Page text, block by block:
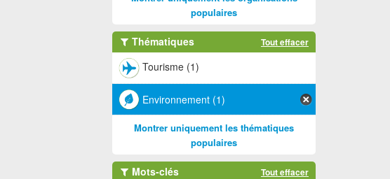
populaires
Thématiques Tout effacer
Tourisme (1)
Environnement (1)
Montrer uniquement les thématiques
populaires
Mots-clés Tout effacer